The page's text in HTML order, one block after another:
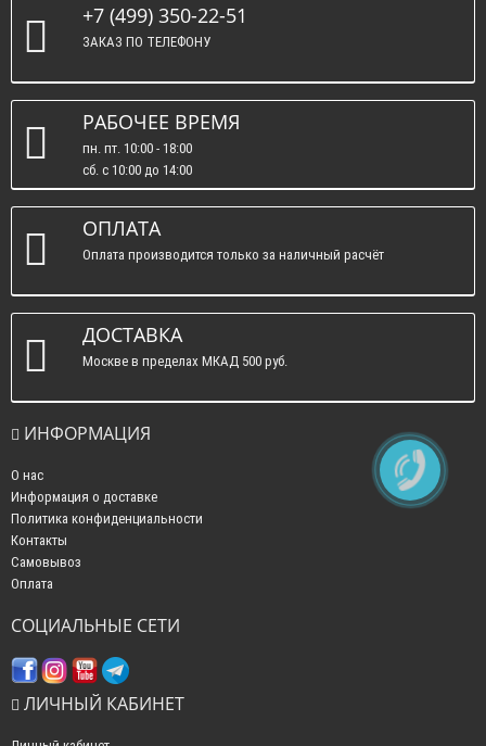
+7 (499) 350-22-51
ЗАКАЗ ПО ТЕЛЕФОНУ
РАБОЧЕЕ ВРЕМЯ
пн. пт. 10:00 - 18:00
сб. c 10:00 до 14:00
вс. : выходные.
ОПЛАТА
Оплата производится только за наличный расчёт
ДОСТАВКА
Москве в пределах МКАД 500 руб.
ИНФОРМАЦИЯ
О нас
Информация о доставке
Политика конфиденциальности
Контакты
Самовывоз
Оплата
СОЦИАЛЬНЫЕ СЕТИ
ЛИЧНЫЙ КАБИНЕТ